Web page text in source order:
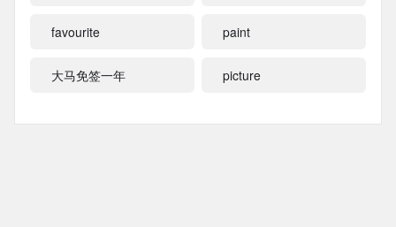
favourite paint
大马免签一年 picture